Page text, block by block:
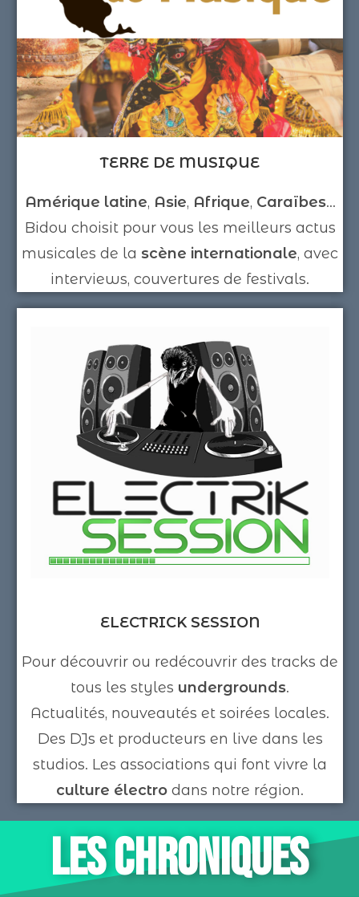
TERRE DE MUSIQUE
Amérique latine, Asie, Afrique, Caraïbes...
Bidou choisit pour vous les meilleurs actus
musicales de la scène internationale, avec
interviews, couvertures de festivals.
ELECTRICK SESSION
Pour découvrir ou redécouvrir des tracks de
tous les styles undergrounds.
Actualités, nouveautés et soirées locales.
Des DJs et producteurs en live dans les
studios. Les associations qui font vivre la
culture électro dans notre région.
LES CHRONIQUES